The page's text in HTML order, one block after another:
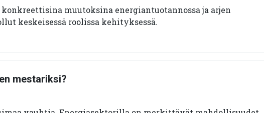
muutoksina energiantuotannossa ja arjen
keskeisessä roolissa kehityksessä.
mestariksi?